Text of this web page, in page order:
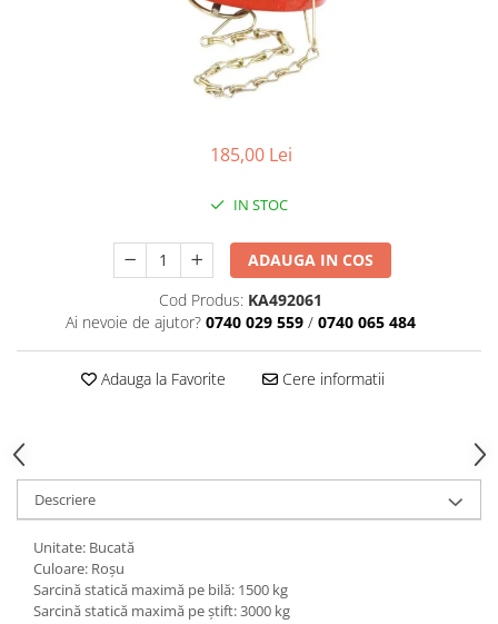
185,00 Lei
IN STOC
ADAUGA IN COS
Cod Produs: KA492061
Ai nevoie de ajutor? 0740 029 559 / 0740 065 484
Adauga la Favorite Cere informatii
Descriere
Unitate: Bucată
Culoare: Roșu
Sarcină statică maximă pe bilă: 1500 kg
Sarcină statică maximă pe știft: 3000 kg